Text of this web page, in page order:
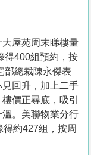
屋苑周末睇樓量
得400組預約，按
部總裁陳永傑表
回升，加上二手
價正尋底，吸引
。美聯物業分行
約427組，按周